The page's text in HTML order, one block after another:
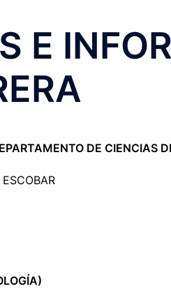
E
DE CIENCIAS